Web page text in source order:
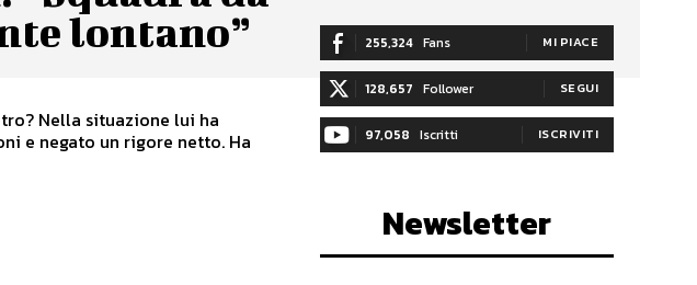
lontano”
Nella situazione lui ha
e negato un rigore netto. Ha
255,324 Fans MI PIACE
128,657 Follower SEGUI
97,058 Iscritti ISCRIVITI
Newsletter